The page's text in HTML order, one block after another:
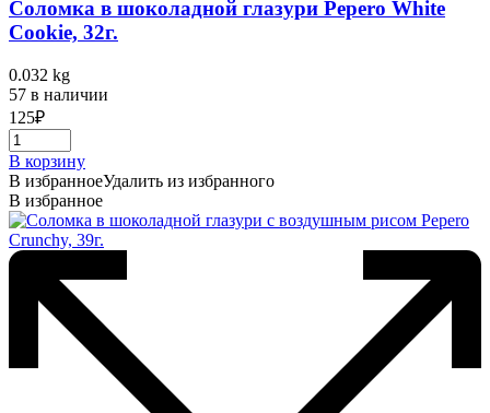
Соломка в шоколадной глазури Pepero White
Cookie, 32г.
0.032 kg
57 в наличии
125₽
В корзину
В избранноеУдалить из избранного
В избранное